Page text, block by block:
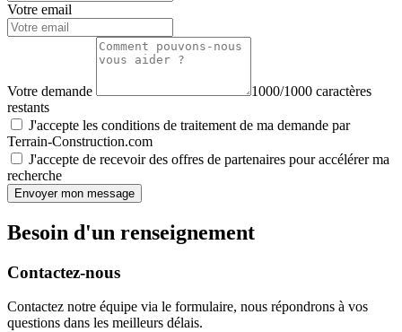
Votre email
Votre demande
1000/1000 caractères
restants
J'accepte les conditions de traitement de ma demande par
Terrain-Construction.com
J'accepte de recevoir des offres de partenaires pour accélérer ma
recherche
Envoyer mon message
Besoin d'un renseignement
Contactez-nous
Contactez notre équipe via le formulaire, nous répondrons à vos
questions dans les meilleurs délais.